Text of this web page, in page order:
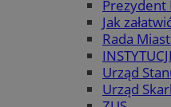
Prezydent
Jak
Rada
Urząd
Urząd